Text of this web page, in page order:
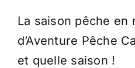
La saison pêche en
d’Aventure Pêche
et quelle saison !